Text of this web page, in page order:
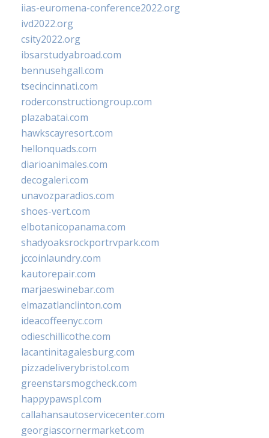
iias-euromena-conference2022.org
ivd2022.org
csity2022.org
ibsarstudyabroad.com
bennusehgall.com
tsecincinnati.com
roderconstructiongroup.com
plazabatai.com
hawkscayresort.com
hellonquads.com
diarioanimales.com
decogaleri.com
unavozparadios.com
shoes-vert.com
elbotanicopanama.com
shadyoaksrockportrvpark.com
jccoinlaundry.com
kautorepair.com
marjaeswinebar.com
elmazatlanclinton.com
ideacoffeenyc.com
odieschillicothe.com
lacantinitagalesburg.com
pizzadeliverybristol.com
greenstarsmogcheck.com
happypawspl.com
callahansautoservicecenter.com
georgiascornermarket.com